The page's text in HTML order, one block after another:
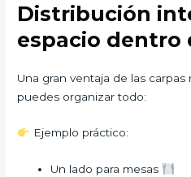
Distribución
espacio dentro
Una gran ventaja de las
puedes organizar todo:
Ejemplo práctico:
Un lado para mesas